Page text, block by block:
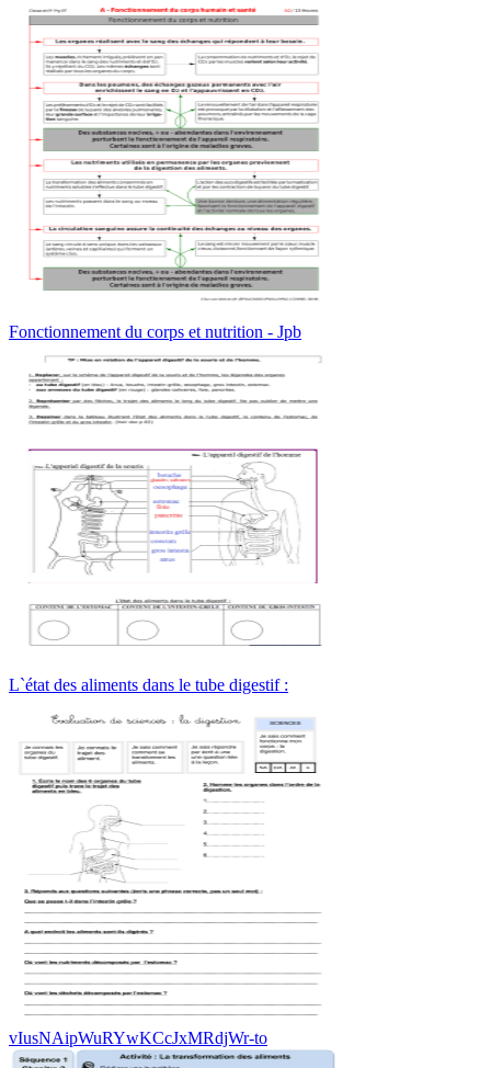
Fonctionnement du corps et nutrition - Jpb
L`état des aliments dans le tube digestif :
vIusNAipWuRYwKCcJxMRdjWr-to